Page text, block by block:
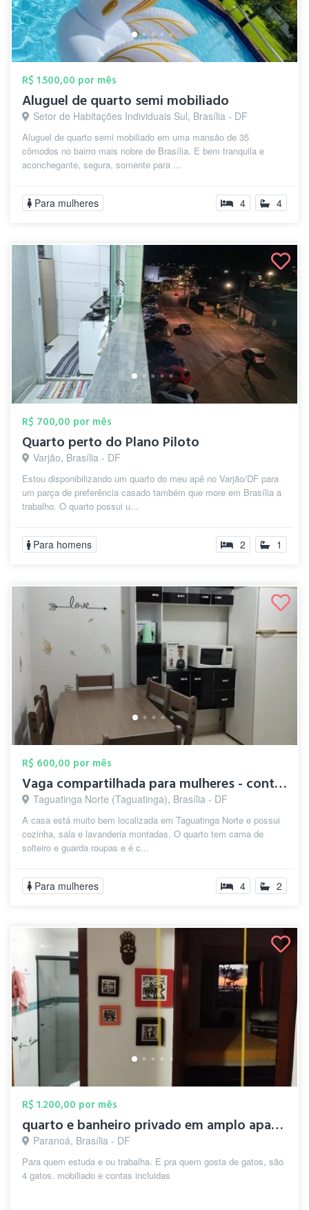
R$ 1.500,00 por mês
Aluguel de quarto semi mobiliado
Setor de Habitações Individuais Sul, Brasília - DF
Aluguel de quarto semi mobiliado em uma mansão de 35
cômodos no bairro mais nobre de Brasília. E bem tranquila e
aconchegante, segura, somente para ...
Para mulheres 4 4
R$ 700,00 por mês
Quarto perto do Plano Piloto
Varjão, Brasília - DF
Estou disponibilizando um quarto do meu apê no Varjão/DF para
um parça de preferência casado também que more em Brasília a
trabalho. O quarto possui u...
Para homens 2 1
R$ 600,00 por mês
Vaga compartilhada para mulheres - conta...
Taguatinga Norte (Taguatinga), Brasília - DF
A casa está muito bem localizada em Taguatinga Norte e possui
cozinha, sala e lavanderia montadas. O quarto tem cama de
solteiro e guarda roupas e é c...
Para mulheres 4 2
R$ 1.200,00 por mês
quarto e banheiro privado em amplo apart...
Paranoá, Brasília - DF
Para quem estuda e ou trabalha. E pra quem gosta de gatos, são
4 gatos. mobiliado e contas incluidas